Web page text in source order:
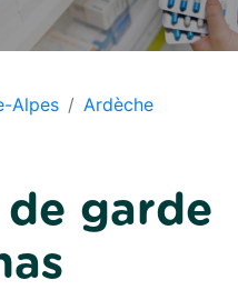
Alpes
Ardèche
de garde